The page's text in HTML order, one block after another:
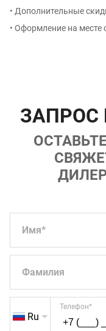
• Дополнительные
• Оформление на
Имя*
Фамилия
Ru
Телефон*